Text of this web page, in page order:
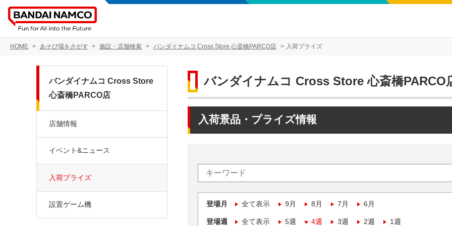
HOME あそび場をさがす 施設・店舗検索 バンダイナムコ Cross Store 心斎橋PARCO店 入荷プライズ
バンダイナムコ Cross Store 心斎橋PARCO
入荷景品・プライズ情報
登場月 全て表示 9月 8月 7月 6月
登場週 全て表示 5週 4週 3週 2週 1週
バンダイナムコ Cross Store
心斎橋PARCO店
店舗情報
イベント&ニュース
入荷プライズ
設置ゲーム機